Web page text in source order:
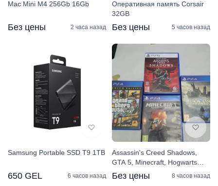
Mac Mini M4 256Gb 16Gb
Без цены 2 часа назад
Оперативная память Corsair
32GB
Без цены 5 часов назад
Samsung Portable SSD T9 1TB
650 GEL 6 часов назад
Assassin's Creed Shadows,
GTA 5, Minecraft, Hogwarts
Legacy
Без цены 8 часов назад